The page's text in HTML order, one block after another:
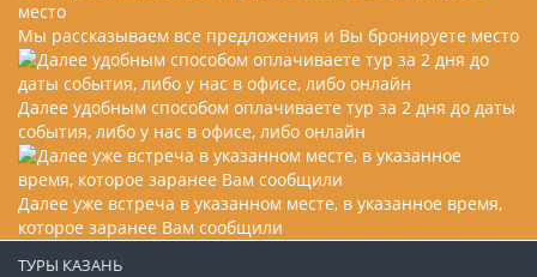
Мы рассказываем все предложения и Вы бронируете место
Далее удобным способом оплачиваете тур за 2 дня до даты
события, либо у нас в офисе, либо онлайн
Далее уже встреча в указанном месте, в указанное время,
которое заранее Вам сообщили
ТУРЫ КАЗАНЬ